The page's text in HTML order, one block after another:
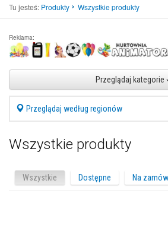
Tu jesteś: Produkty Wszystkie produkty
Reklama:
Przeglądaj kategorie
Przeglądaj według regionów
Wszystkie produkty
Wszystkie Dostępne Na